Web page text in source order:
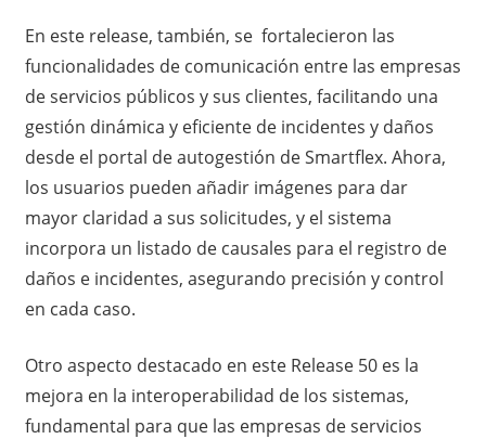
En este release, también, se fortalecieron las
funcionalidades de comunicación entre las empresas
de servicios públicos y sus clientes, facilitando una
gestión dinámica y eficiente de incidentes y daños
desde el portal de autogestión de Smartflex. Ahora,
los usuarios pueden añadir imágenes para dar
mayor claridad a sus solicitudes, y el sistema
incorpora un listado de causales para el registro de
daños e incidentes, asegurando precisión y control
en cada caso.
Otro aspecto destacado en este Release 50 es la
mejora en la interoperabilidad de los sistemas,
fundamental para que las empresas de servicios